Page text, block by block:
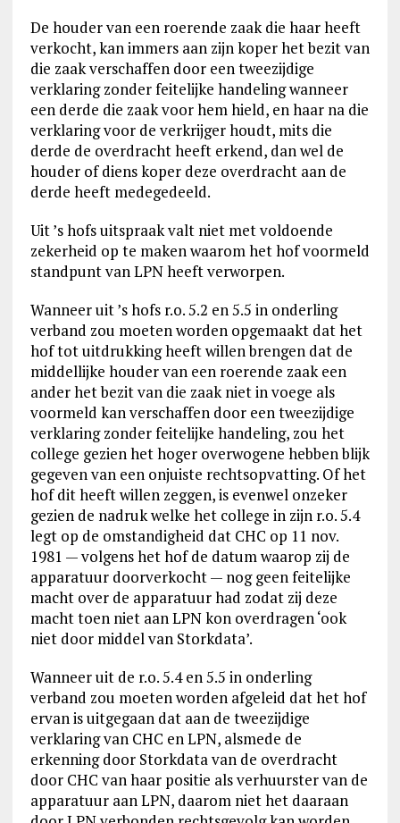
De houder van een roerende zaak die haar heeft
verkocht, kan immers aan zijn koper het bezit van
die zaak verschaffen door een tweezijdige
verklaring zonder feitelijke handeling wanneer
een derde die zaak voor hem hield, en haar na die
verklaring voor de verkrijger houdt, mits die
derde de overdracht heeft erkend, dan wel de
houder of diens koper deze overdracht aan de
derde heeft medegedeeld.
Uit ’s hofs uitspraak valt niet met voldoende
zekerheid op te maken waarom het hof voormeld
standpunt van LPN heeft verworpen.
Wanneer uit ’s hofs r.o. 5.2 en 5.5 in onderling
verband zou moeten worden opgemaakt dat het
hof tot uitdrukking heeft willen brengen dat de
middellijke houder van een roerende zaak een
ander het bezit van die zaak niet in voege als
voormeld kan verschaffen door een tweezijdige
verklaring zonder feitelijke handeling, zou het
college gezien het hoger overwogene hebben blijk
gegeven van een onjuiste rechtsopvatting. Of het
hof dit heeft willen zeggen, is evenwel onzeker
gezien de nadruk welke het college in zijn r.o. 5.4
legt op de omstandigheid dat CHC op 11 nov.
1981 — volgens het hof de datum waarop zij de
apparatuur doorverkocht — nog geen feitelijke
macht over de apparatuur had zodat zij deze
macht toen niet aan LPN kon overdragen ‘ook
niet door middel van Storkdata’.
Wanneer uit de r.o. 5.4 en 5.5 in onderling
verband zou moeten worden afgeleid dat het hof
ervan is uitgegaan dat aan de tweezijdige
verklaring van CHC en LPN, alsmede de
erkenning door Storkdata van de overdracht
door CHC van haar positie als verhuurster van de
apparatuur aan LPN, daarom niet het daaraan